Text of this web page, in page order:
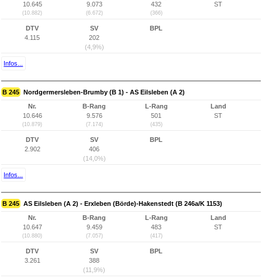
10.645
(10.882)
9.073
(6.672)
432
(366)
ST
DTV
4.115
SV
202
(4,9%)
BPL
Infos...
B 245 Nordgermersleben-Brumby (B 1) - AS Eilsleben (A 2)
Nr.
10.646
(10.879)
B-Rang
9.576
(7.174)
L-Rang
501
(435)
Land
ST
DTV
2.902
SV
406
(14,0%)
BPL
Infos...
B 245 AS Eilsleben (A 2) - Erxleben (Börde)-Hakenstedt (B 246a/K 1153)
Nr.
10.647
(10.880)
B-Rang
9.459
(7.057)
L-Rang
483
(417)
Land
ST
DTV
3.261
SV
388
(11,9%)
BPL